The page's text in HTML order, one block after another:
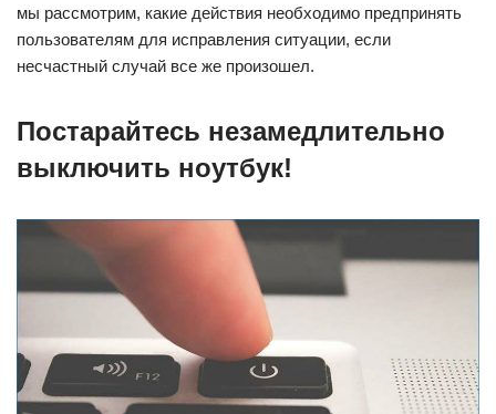
мы рассмотрим, какие действия необходимо предпринять
пользователям для исправления ситуации, если
несчастный случай все же произошел.
Постарайтесь незамедлительно
выключить ноутбук!